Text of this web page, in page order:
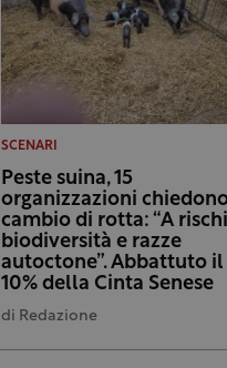
SCENARI
Peste suina, 15
organizzazioni
cambio di rotta: “A
biodiversità e razze
autoctone”. Abbattuto il
10% della Cinta Senese
di Redazione